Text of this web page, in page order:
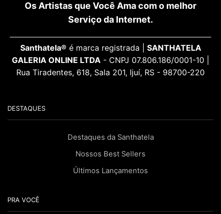
Os Artistas que Você Ama com o melhor
Serviço da Internet.
Santhatela® é marca registrada | SANTHATELA
GALERIA ONLINE LTDA - CNPJ 07.806.186/0001-10 |
Rua Tiradentes, 618, Sala 201, Ijuí, RS - 98700-220
DESTAQUES
Destaques da Santhatela
Nossos Best Sellers
Últimos Lançamentos
PRA VOCÊ